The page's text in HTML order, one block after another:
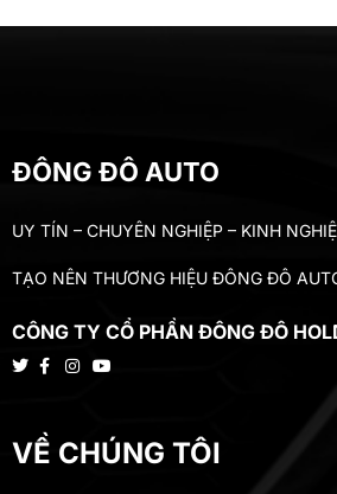
ĐÔNG ĐÔ AUTO
UY TÍN – CHUYÊN NGHIỆP – KINH
TẠO NÊN THƯƠNG HIỆU ĐÔNG ĐÔ
CÔNG TY CỔ PHẦN ĐÔNG ĐÔ
VỀ CHÚNG TÔI